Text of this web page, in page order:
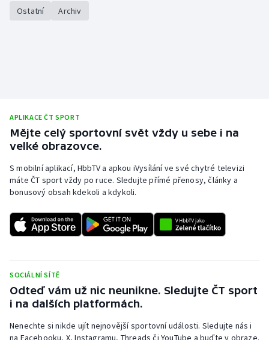
Ostatní Archiv
APLIKACE ČT SPORT
Mějte celý sportovní svět vždy u sebe i na
velké obrazovce.
S mobilní aplikací, HbbTV a apkou iVysílání ve své chytré televizi
máte ČT sport vždy po ruce. Sledujte přímé přenosy, články a
bonusový obsah kdekoli a kdykoli.
SOCIÁLNÍ SÍTĚ
Odteď vám už nic neunikne. Sledujte ČT sport
i na dalších platformách.
Nenechte si nikde ujít nejnovější sportovní události. Sledujte nás i
na Facebooku, X, Instagramu, Threads či YouTube a buďte v obraze.